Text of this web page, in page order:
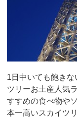
1日中いても飽き
ツリーお土産人気
すすめの食べ物や
本一高いスカイツ